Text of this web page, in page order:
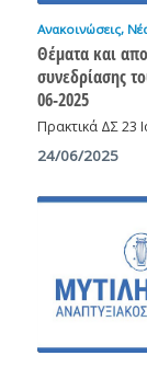
Ανακοινώσεις,
Θέματα και
συνεδρίασης
06-2025
Πρακτικά ΔΣ 23
24/06/2025